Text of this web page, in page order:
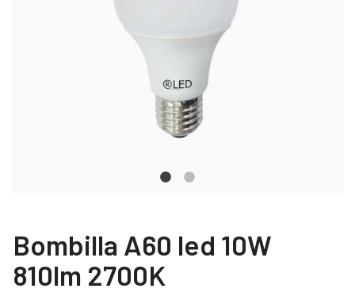
Bombilla A60 led 10W
810lm 2700K